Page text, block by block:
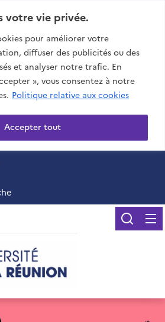
votre vie privée.
pour améliorer votre
diffuser des publicités ou des
et analyser notre trafic. En
», vous consentez à notre
Politique relative aux cookies
Accepter tout